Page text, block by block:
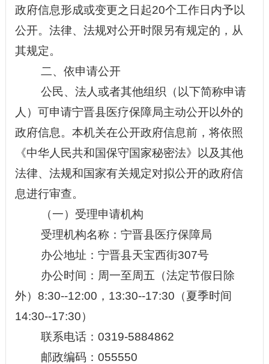
政府信息形成或变更之日起20个工作日内予以
公开。法律、法规对公开时限另有规定的，从
其规定。
二、依申请公开
公民、法人或者其他组织（以下简称申请
人）可申请宁晋县医疗保障局主动公开以外的
政府信息。本机关在公开政府信息前，将依照
《中华人民共和国保守国家秘密法》以及其他
法律、法规和国家有关规定对拟公开的政府信
息进行审查。
（一）受理申请机构
受理机构名称： 宁晋县医疗保障局
办公地址 ：宁晋县天宝西街307号
办公时间：周一至周五（法定节假日除
外） 8:30--12:00，13:30--17:30（夏季时间
14:30--17:30）
联系电话： 0319-5884862
邮政编码： 055550